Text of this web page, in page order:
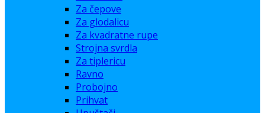
Za čepove
Za glodalicu
Za kvadratne rupe
Strojna svrdla
Za tiplericu
Ravno
Probojno
Prihvat